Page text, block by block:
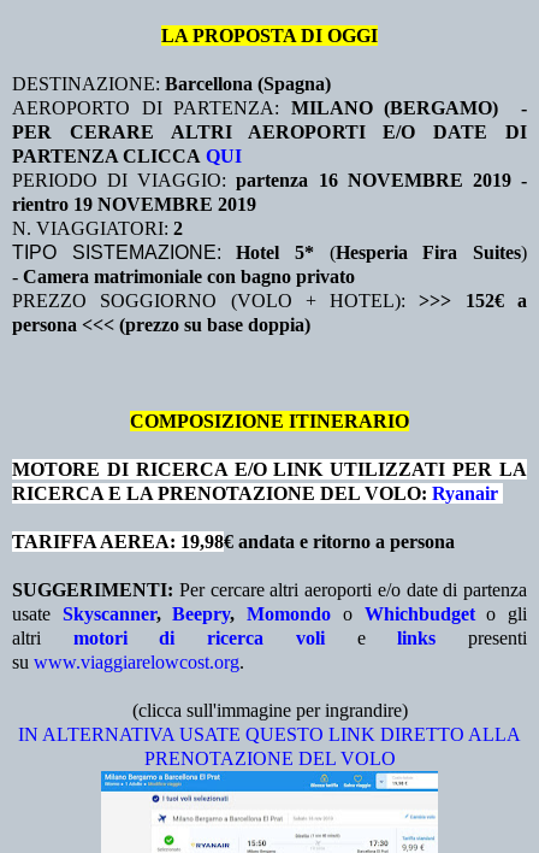
LA PROPOSTA DI OGGI
DESTINAZIONE: Barcellona (Spagna)
AEROPORTO DI PARTENZA: MILANO (BERGAMO) -
PER CERARE ALTRI AEROPORTI E/O DATE DI
PARTENZA CLICCA QUI
PERIODO DI VIAGGIO: partenza 16 NOVEMBRE 2019-
rientro 19 NOVEMBRE 2019
N. VIAGGIATORI: 2
TIPO SISTEMAZIONE:Hotel 5* (Hesperia Fira Suites)
- Camera matrimoniale con bagno privato
PREZZO SOGGIORNO (VOLO + HOTEL):>>> 152€ a
persona <<< (prezzo su base doppia)
COMPOSIZIONE ITINERARIO
MOTORE DI RICERCA E/O LINK UTILIZZATI PER LA
RICERCA E LA PRENOTAZIONE DEL VOLO: Ryanair
TARIFFA AEREA: 19,98€ andata e ritorno a persona
SUGGERIMENTI: Per cercare altri aeroporti e/o date di partenza
usate Skyscanner,Beepry,Momondo o Whichbudgeto gli
altri motori di ricerca volielinks presenti
su www.viaggiarelowcost.org.
(clicca sull'immagine per ingrandire)
IN ALTERNATIVA USATE QUESTO LINK DIRETTO ALLA
PRENOTAZIONE DEL VOLO